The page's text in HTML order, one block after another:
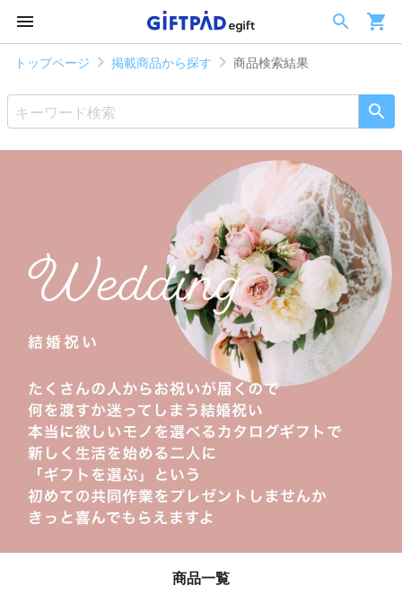
トップページ 掲載商品から探す 商品検索結果
商品一覧